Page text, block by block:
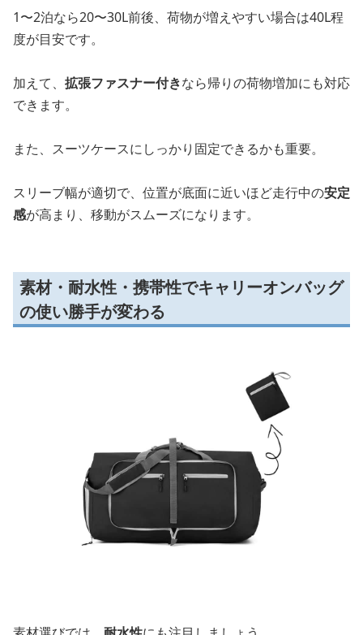
1〜2泊なら20〜30L前後、荷物が増えやすい場合は40L程
度が目安です。
加えて、 拡張ファスナー付きなら帰りの荷物増加にも対応
できます。
また、スーツケースにしっかり固定できるかも重要。
スリーブ幅が適切で、位置が底面に近いほど走行中の安定
感が高まり、移動がスムーズになります。
素材・耐水性・携帯性でキャリーオンバッグ
の使い勝手が変わる